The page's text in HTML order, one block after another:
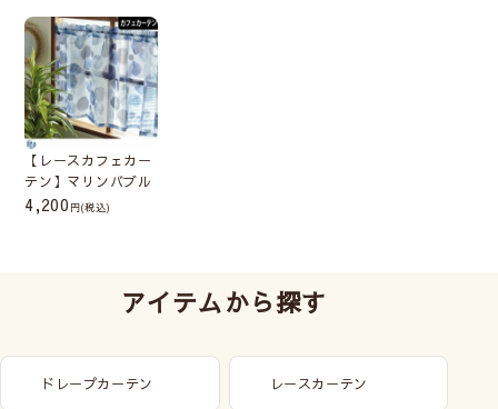
【レースカフェカー
テン】マリンバブル
4,200 (税込)
アイテムから探す
ドレープカーテン レースカーテン